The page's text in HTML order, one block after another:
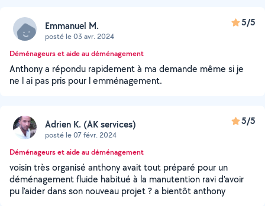
Emmanuel M.
posté le 03 avr. 2024
5/5
Déménageurs et aide au déménagement
Anthony a répondu rapidement à ma demande même si je
ne l ai pas pris pour l emménagement.
Adrien K. (AK services)
posté le 07 févr. 2024
5/5
Déménageurs et aide au déménagement
voisin très organisé anthony avait tout préparé pour un
déménagement fluide habitué à la manutention ravi d'avoir
pu l'aider dans son nouveau projet ? a bientôt anthony